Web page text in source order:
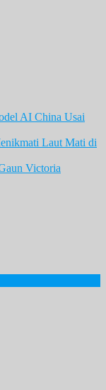
AI China Usai
Laut Mati di
Victoria